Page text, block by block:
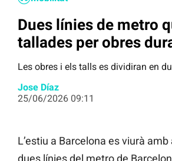
Dues línies de metro
tallades per obres
Les obres i els talls es dividiran en
Jose Díaz
25/06/2026 09:11
L’estiu a Barcelona es viurà
dues línies del metro de